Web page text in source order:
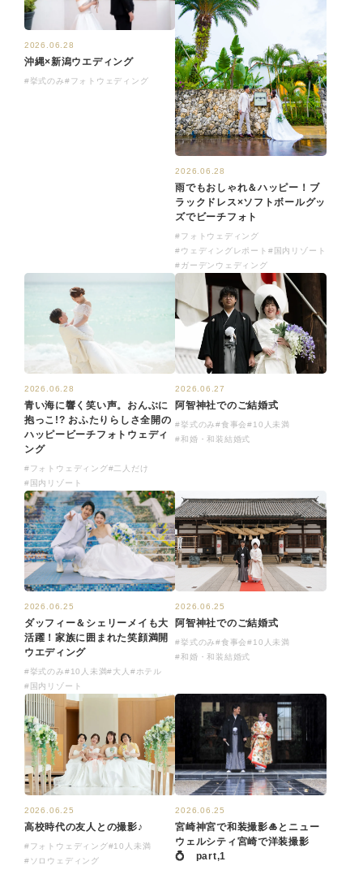
2026.06.28
沖縄×新潟ウエディング
#挙式のみ#フォトウェディング
2026.06.28
雨でもおしゃれ＆ハッピー！ブ
ラックドレス×ソフトボールグッ
ズでビーチフォト
#フォトウェディング
#ウェディングレポート #国内リゾート
#ガーデンウェディング
2026.06.28
青い海に響く笑い声。おんぶに
抱っこ!? おふたりらしさ全開の
ハッピービーチフォトウェディ
ング
#フォトウェディング#二人だけ
#国内リゾート
2026.06.27
阿智神社でのご結婚式
#挙式のみ#食事会#10人未満
#和婚・和装結婚式
2026.06.25
ダッフィー＆シェリーメイも大
活躍！家族に囲まれた笑顔満開
ウエディング
#挙式のみ#10人未満#大人 #ホテル
#国内リゾート
2026.06.25
阿智神社でのご結婚式
#挙式のみ#食事会#10人未満
#和婚・和装結婚式
2026.06.25
高校時代の友人との撮影♪
#フォトウェディング#10人未満
#ソロウェディング
2026.06.25
宮崎神宮で和装撮影🎍とニュー
ウェルシティ宮崎で洋装撮影
💍 part,1